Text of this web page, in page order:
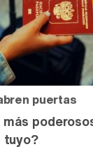
puertas
tuyo?